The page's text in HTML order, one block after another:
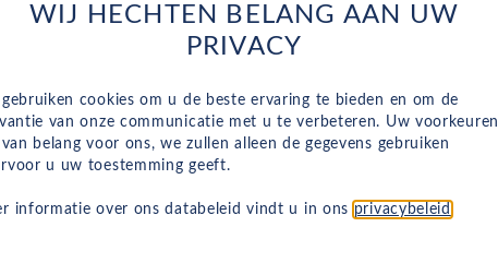
3
Line HYBRID 136 Auto
Automaat 2026 Perla Nera Black -
WIJ HECHTEN BELANG AAN UW
PRIVACY
cookies om u de beste ervaring te bieden en om de
van onze communicatie met u te verbeteren. Uw voorkeuren
belang voor ons, we zullen alleen de gegevens gebruiken
u uw toestemming geeft.
informatie over ons databeleid vindt u in ons privacybeleid.